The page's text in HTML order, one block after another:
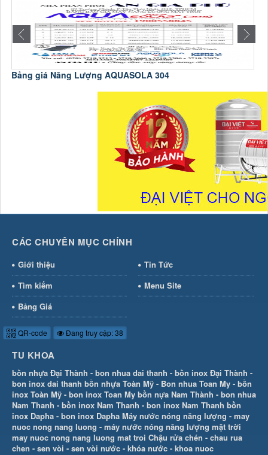
Bảng giá Năng Lượng AQUASOLA 304
CÁC CHUYÊN MỤC CHÍNH
Giới thiệu
Tin Tức
Tìm kiếm
Menu Site
Bảng Giá
QR-code Đang truy cập: 38
TU KHOA
bồn nhựa Đại Thành - bon nhua dai thanh - bồn inox Đại Thành -
bon inox dai thanh bồn nhựa Toàn Mỹ - Bon nhua Toan My - bồn
inox Toàn Mỹ - bon inox Toan My bồn nựa Nam Thành - bon nhua
Nam Thanh - bồn inox Nam Thanh - bon inox Nam Thanh bồn
inox Dapha - bon inox Dapha Máy nước nóng năng lượng - may
nuoc nong nang luong - máy nước nóng năng lượng mặt trời
may nuoc nong nang luong mat troi Chậu rửa chén - chau rua
chen - sen vòi - sen vòi nước - khóa nước - khoa nuoc